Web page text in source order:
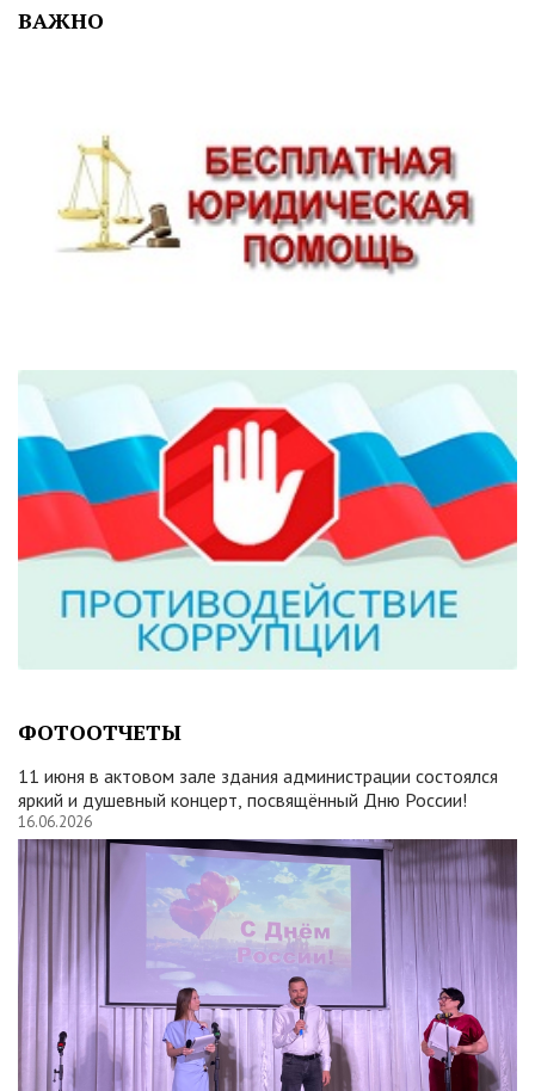
ВАЖНО
ФОТООТЧЕТЫ
11 июня в актовом зале здания администрации состоялся
яркий и душевный концерт, посвящённый Дню России!
16.06.2026